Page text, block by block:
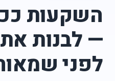
השקעות
— לבנות
לפני